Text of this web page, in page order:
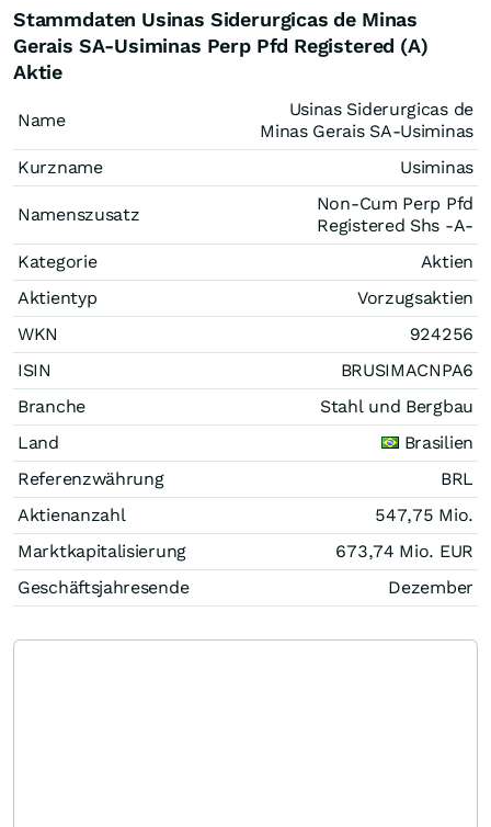
Stammdaten Usinas Siderurgicas de Minas
Gerais SA-Usiminas Perp Pfd Registered (A)
Aktie
Name
Usinas Siderurgicas de
Minas Gerais SA-Usiminas
Kurzname
Usiminas
Namenszusatz
Non-Cum Perp Pfd
Registered Shs -A-
Kategorie
Aktien
Aktientyp
Vorzugsaktien
WKN
924256
ISIN
BRUSIMACNPA6
Branche
Stahl und Bergbau
Land
Brasilien
Referenzwährung
BRL
Aktienanzahl
547,75 Mio.
Marktkapitalisierung
673,74 Mio. EUR
Geschäftsjahresende
Dezember